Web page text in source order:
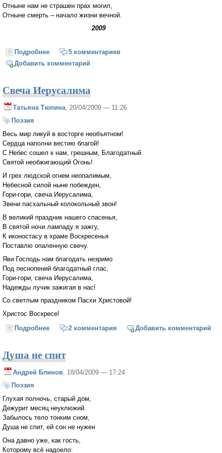
Отныне нам не страшен прах могил,
Отныне смерть – начало жизни вечной.
2009
Подробнее о Пасхальное
5 комментариев
Добавить комментарий
Свеча Иерусалима
Татьяна Тюпина , 20/04/2009 — 11:26
Поэзия
Весь мир ликуй в восторге необъятном!
Сердца наполни вестию благой!
С Небес сошел к нам, грешным, Благодатный
Святой необжигающий Огонь!
И грех людской огнем неопалимым,
Небесной силой ныне побежден,
Гори-гори, свеча Иерусалима,
Звени пасхальный колокольный звон!
В великий праздник нашего спасенья,
В святой ночи лампаду я зажгу,
К иконостасу в храме Воскресенья
Поставлю опаленную свечу.
Яви Господь нам благодать незримо
Под песнопений благодатный глас,
Гори-гори, свеча Иерусалима,
Надежды лучик зажигая в нас!
Со светлым праздником Пасхи Христовой!
Христос Воскресе!
Подробнее о Свеча Иерусалима
2 комментария Добавить комментарий
Душа не спит
Андрей Блинов , 18/04/2009 — 17:24
Поэзия
Глухая полночь, старый дом,
Дежурит месяц неуклюжий.
Забылось тело тонким сном,
Душа не спит, ей сон не нужен
Она давно уже, как гость,
Которому всё надоело: